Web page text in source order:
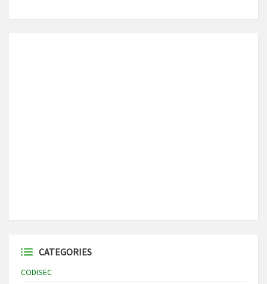
CATEGORIES
CODISEC